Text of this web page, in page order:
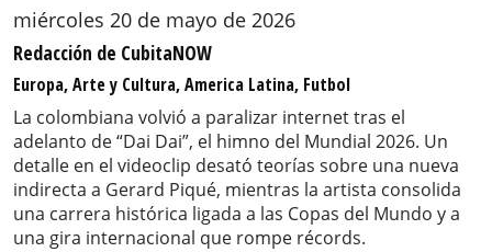
miércoles 20 de mayo de 2026
Redacción de CubitaNOW
Europa, Arte y Cultura, America Latina, Futbol
La colombiana volvió a paralizar internet tras el
adelanto de “Dai Dai”, el himno del Mundial 2026. Un
detalle en el videoclip desató teorías sobre una nueva
indirecta a Gerard Piqué, mientras la artista consolida
una carrera histórica ligada a las Copas del Mundo y a
una gira internacional que rompe récords.